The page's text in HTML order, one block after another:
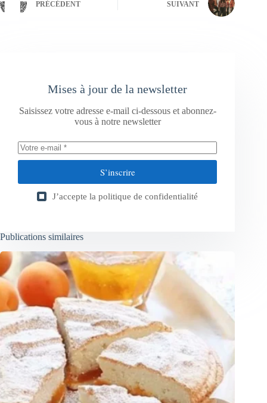
PRÉCÉDENT SUIVANT
Mises à jour de la newsletter
Saisissez votre adresse e-mail ci-dessous et abonnez-
vous à notre newsletter
S’inscrire
J’accepte la politique de confidentialité
Publications similaires